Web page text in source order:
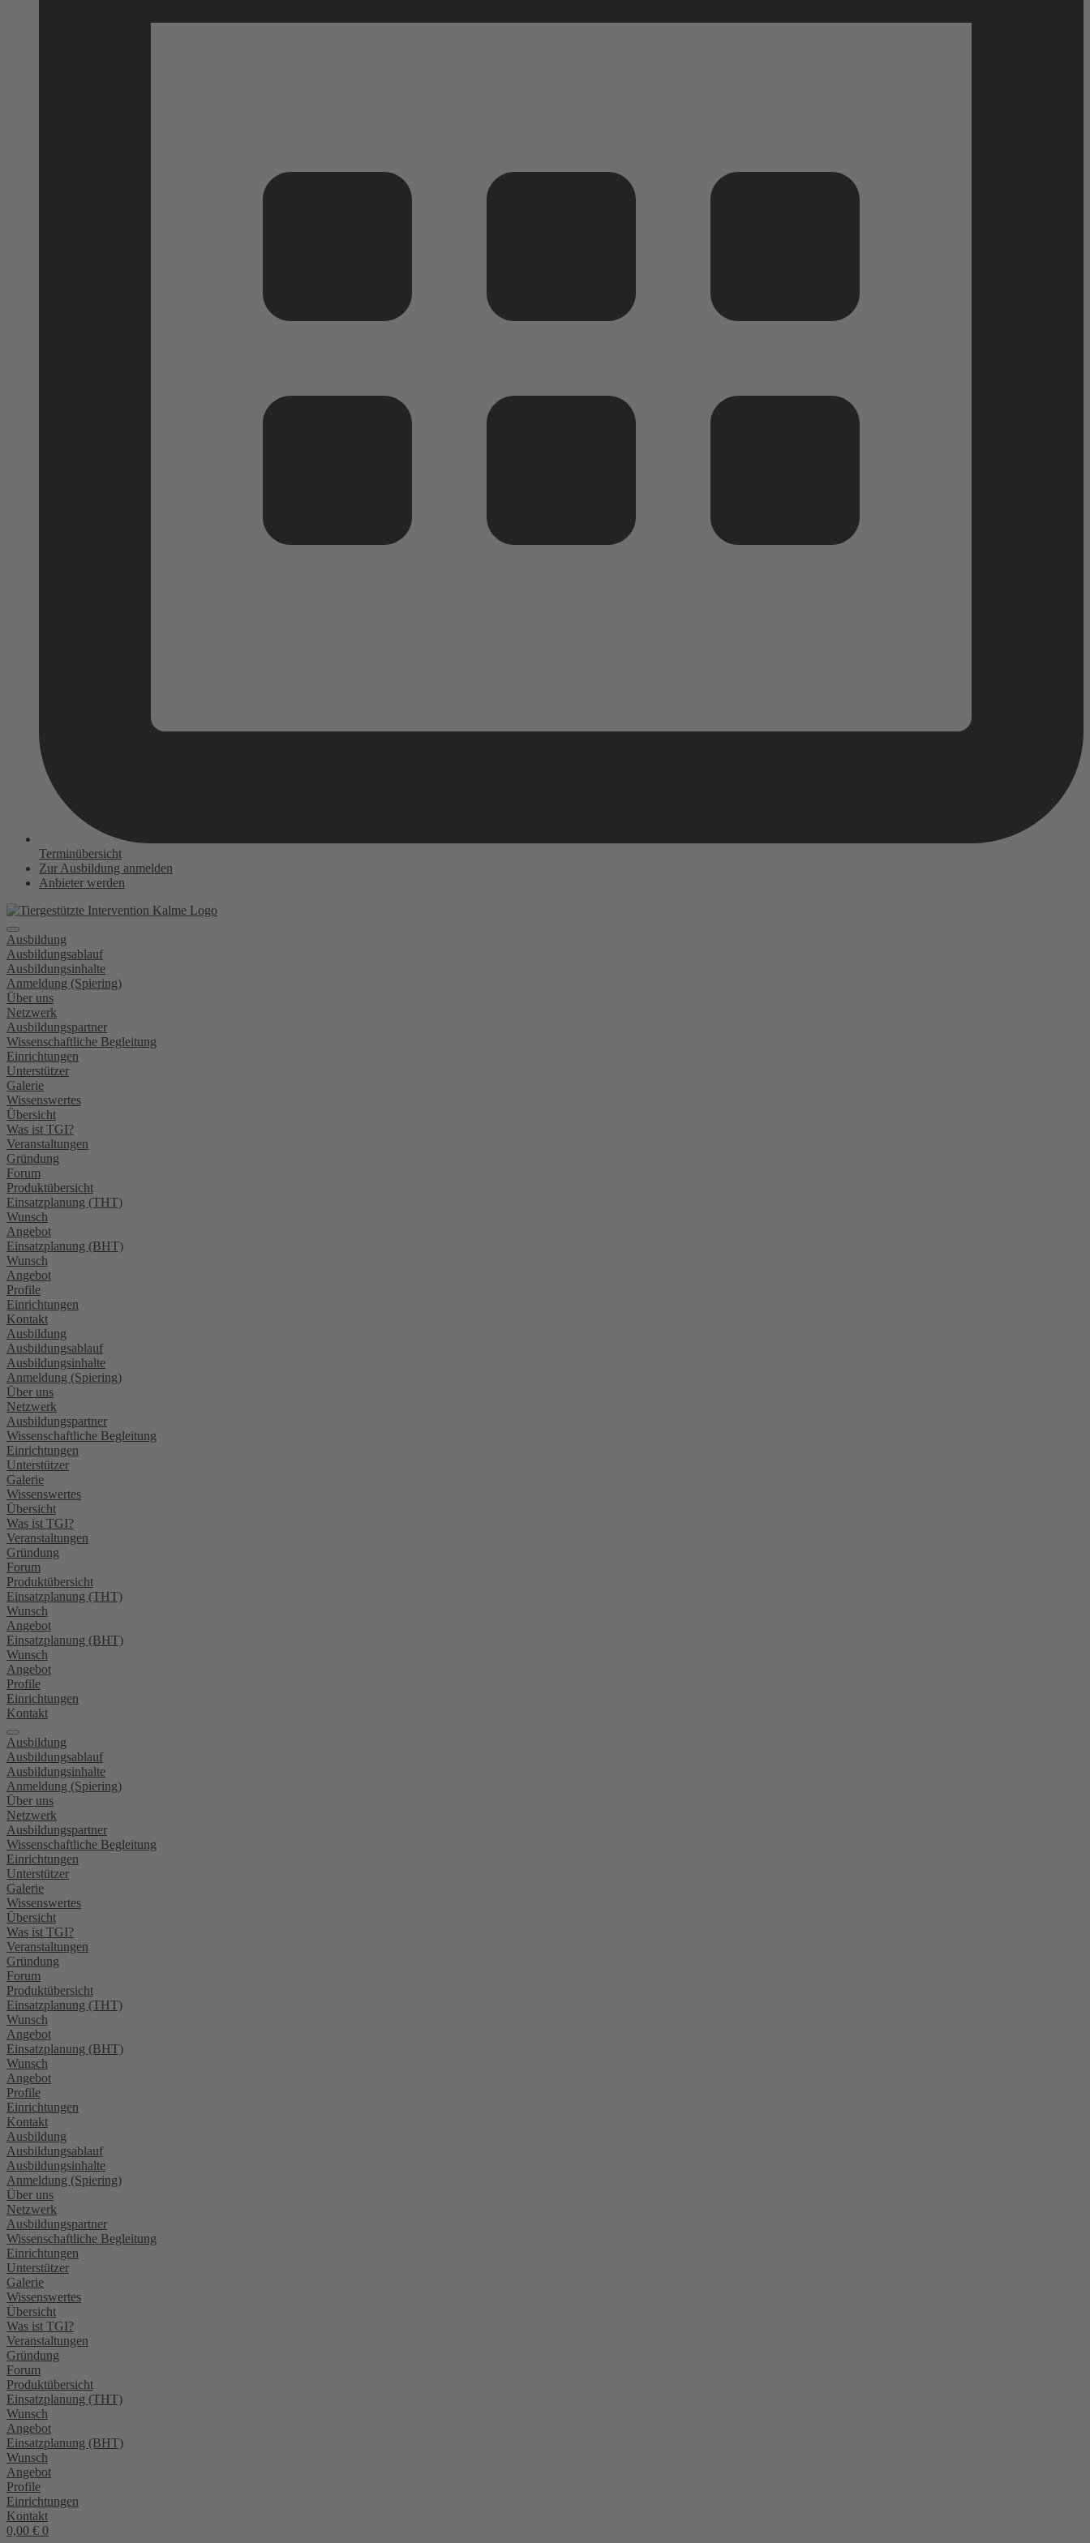
Terminübersicht
Zur Ausbildung anmelden
Anbieter werden
Ausbildung
Ausbildungsablauf
Ausbildungsinhalte
Anmeldung (Spiering)
Über uns
Netzwerk
Ausbildungspartner
Wissenschaftliche Begleitung
Einrichtungen
Unterstützer
Galerie
Wissenswertes
Übersicht
Was ist TGI?
Veranstaltungen
Gründung
Forum
Produktübersicht
Einsatzplanung (THT)
Wunsch
Angebot
Einsatzplanung (BHT)
Wunsch
Angebot
Profile
Einrichtungen
Kontakt
Ausbildung
Ausbildungsablauf
Ausbildungsinhalte
Anmeldung (Spiering)
Über uns
Netzwerk
Ausbildungspartner
Wissenschaftliche Begleitung
Einrichtungen
Unterstützer
Galerie
Wissenswertes
Übersicht
Was ist TGI?
Veranstaltungen
Gründung
Forum
Produktübersicht
Einsatzplanung (THT)
Wunsch
Angebot
Einsatzplanung (BHT)
Wunsch
Angebot
Profile
Einrichtungen
Kontakt
Ausbildung
Ausbildungsablauf
Ausbildungsinhalte
Anmeldung (Spiering)
Über uns
Netzwerk
Ausbildungspartner
Wissenschaftliche Begleitung
Einrichtungen
Unterstützer
Galerie
Wissenswertes
Übersicht
Was ist TGI?
Veranstaltungen
Gründung
Forum
Produktübersicht
Einsatzplanung (THT)
Wunsch
Angebot
Einsatzplanung (BHT)
Wunsch
Angebot
Profile
Einrichtungen
Kontakt
Ausbildung
Ausbildungsablauf
Ausbildungsinhalte
Anmeldung (Spiering)
Über uns
Netzwerk
Ausbildungspartner
Wissenschaftliche Begleitung
Einrichtungen
Unterstützer
Galerie
Wissenswertes
Übersicht
Was ist TGI?
Veranstaltungen
Gründung
Forum
Produktübersicht
Einsatzplanung (THT)
Wunsch
Angebot
Einsatzplanung (BHT)
Wunsch
Angebot
Profile
Einrichtungen
Kontakt
0,00 € 0